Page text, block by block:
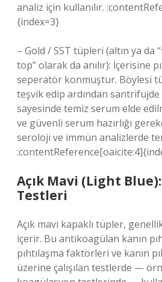
analiz için kullanılır.
{index=3}
– Gold / SST tüpleri (altın ya
top” olarak da anılır): İçerisine
seperatör konmuştur. Böylesi
teşvik edip ardından
sayesinde temiz serum elde
ve güvenli serum hazırlığı
seroloji ve immün analizlerde
Açık Mavi (Light
Testleri
Açık mavi kapaklı tüpler,
içerir. Bu antikoagülan kanın
pıhtılaşma faktörleri ve kanın
üzerine çalışılan testlerde —